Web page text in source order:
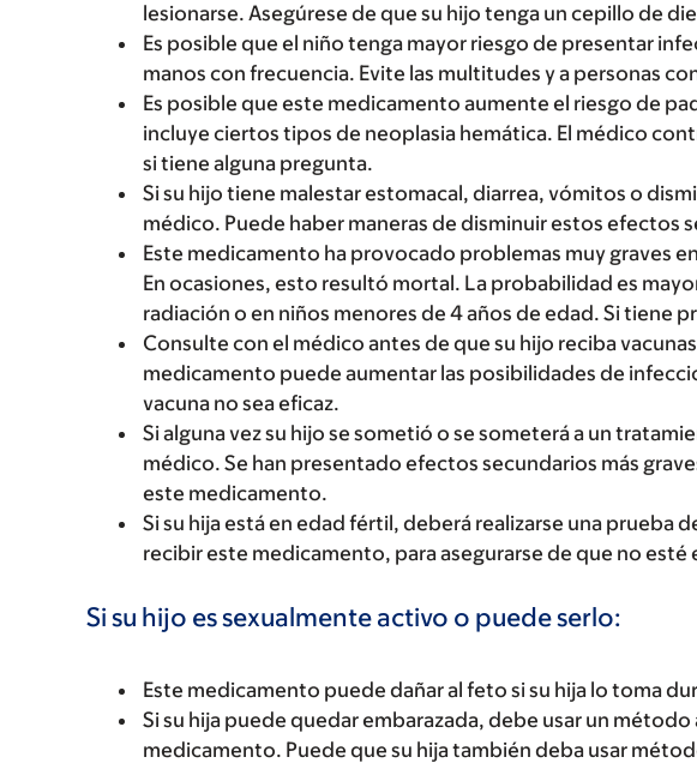
lesionarse. Asegúrese de que su hijo tenga un cepillo de
Es posible que el niño tenga mayor riesgo de presentar
manos con frecuencia. Evite las multitudes y a personas
Es posible que este medicamento aumente el riesgo de
incluye ciertos tipos de neoplasia hemática. El médico
si tiene alguna pregunta.
Si su hijo tiene malestar estomacal, diarrea, vómitos o
médico. Puede haber maneras de disminuir estos efectos
Este medicamento ha provocado problemas muy graves
En ocasiones, esto resultó mortal. La probabilidad es
radiación o en niños menores de 4 años de edad. Si tiene
Consulte con el médico antes de que su hijo reciba
medicamento puede aumentar las posibilidades de
vacuna no sea eficaz.
Si alguna vez su hijo se sometió o se someterá a un
médico. Se han presentado efectos secundarios más
este medicamento.
Si su hija está en edad fértil, deberá realizarse una prueba
recibir este medicamento, para asegurarse de que no esté
Si su hijo es sexualmente activo o puede serlo:
Este medicamento puede dañar al feto si su hija lo toma
Si su hija puede quedar embarazada, debe usar un
medicamento. Puede que su hija también deba usar